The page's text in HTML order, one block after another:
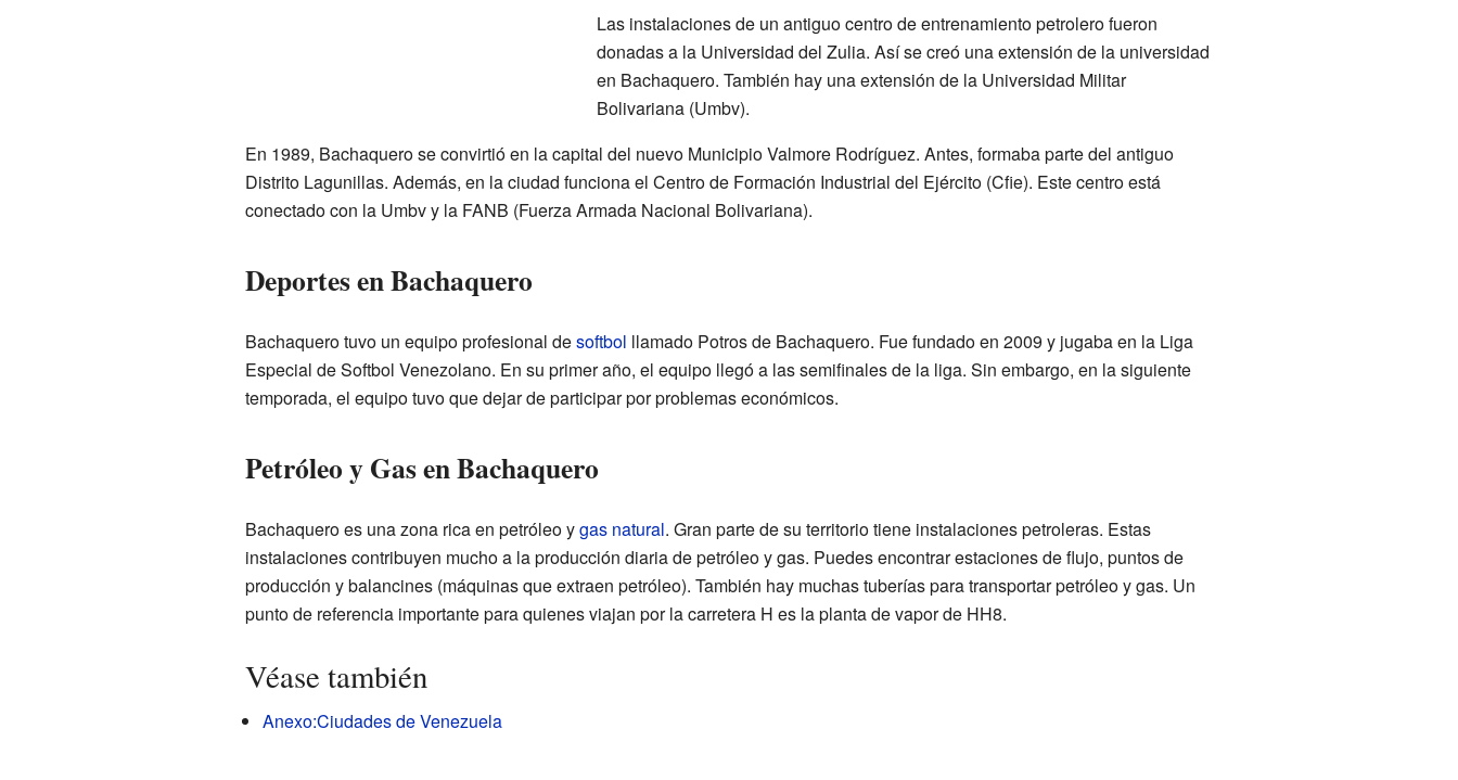
Las instalaciones de un antiguo centro de entrenamiento petrolero fueron
donadas a la Universidad del Zulia. Así se creó una extensión de la universidad
en Bachaquero. También hay una extensión de la Universidad Militar
Bolivariana (Umbv).
En 1989, Bachaquero se convirtió en la capital del nuevo Municipio Valmore Rodríguez. Antes, formaba parte del antiguo
Distrito Lagunillas. Además, en la ciudad funciona el Centro de Formación Industrial del Ejército (Cfie). Este centro está
conectado con la Umbv y la FANB (Fuerza Armada Nacional Bolivariana).
Deportes en Bachaquero
Bachaquero tuvo un equipo profesional desoftbol llamado Potros de Bachaquero. Fue fundado en 2009 y jugaba en la Liga
Especial de Softbol Venezolano. En su primer año, el equipo llegó a las semifinales de la liga. Sin embargo, en la siguiente
temporada, el equipo tuvo que dejar de participar por problemas económicos.
Petróleo y Gas en Bachaquero
Bachaquero es una zona rica en petróleo ygas natural. Gran parte de su territorio tiene instalaciones petroleras. Estas
instalaciones contribuyen mucho a la producción diaria de petróleo y gas. Puedes encontrar estaciones de flujo, puntos de
producción y balancines (máquinas que extraen petróleo). También hay muchas tuberías para transportar petróleo y gas. Un
punto de referencia importante para quienes viajan por la carretera H es la planta de vapor de HH8.
Véase también
Anexo:Ciudades de Venezuela